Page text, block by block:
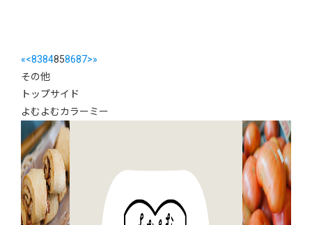
«<8384858687>»
その他
トップサイド
よむよむカラーミー